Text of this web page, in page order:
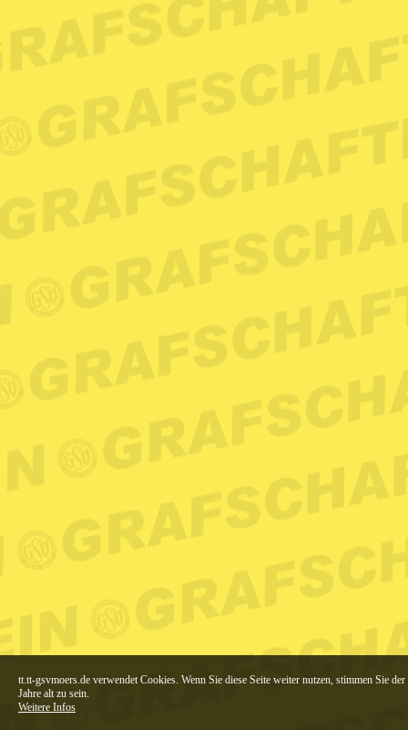
tt.tt-gsvmoers.de verwendet Cookies. Wenn Sie diese Seite weiter nutzen, stimmen Sie
Jahre alt zu sein.
Weitere Infos